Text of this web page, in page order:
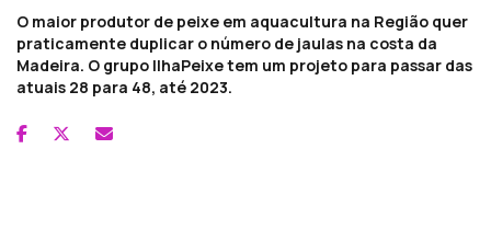
O maior produtor de peixe em aquacultura na Região quer
praticamente duplicar o número de jaulas na costa da
Madeira. O grupo IlhaPeixe tem um projeto para passar das
atuais 28 para 48, até 2023.